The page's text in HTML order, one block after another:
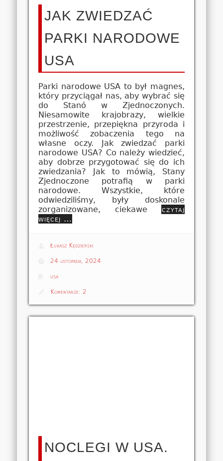
JAK ZWIEDZAĆ
PARKI NARODOWE
USA
Parki narodowe USA to był magnes,
który przyciągał nas, aby wybrać się
do Stanó w Zjednoczonych.
Niesamowite krajobrazy, wielkie
przestrzenie, przepiękna przyroda i
możliwość zobaczenia tego na
własne oczy. Jak zwiedzać parki
narodowe USA? Co należy wiedzieć,
aby dobrze przygotować się do ich
zwiedzania? Jak to mówią, Stany
Zjednoczone potrafią w parki
narodowe. Wszystkie, które
odwiedziliśmy, były doskonale
zorganizowane, ciekawe czytaj
więcej …
Łukasz Kędzierski
24 listopada, 2024
usa
Komentarze:2
NOCLEGI W USA.